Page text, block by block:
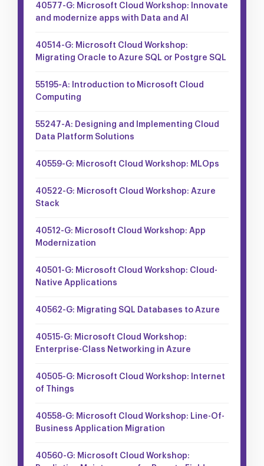
40577-G: Microsoft Cloud Workshop: Innovate
and modernize apps with Data and AI
40514-G: Microsoft Cloud Workshop:
Migrating Oracle to Azure SQL or Postgre SQL
55195-A: Introduction to Microsoft Cloud
Computing
55247-A: Designing and Implementing Cloud
Data Platform Solutions
40559-G: Microsoft Cloud Workshop: MLOps
40522-G: Microsoft Cloud Workshop: Azure
Stack
40512-G: Microsoft Cloud Workshop: App
Modernization
40501-G: Microsoft Cloud Workshop: Cloud-
Native Applications
40562-G: Migrating SQL Databases to Azure
40515-G: Microsoft Cloud Workshop:
Enterprise-Class Networking in Azure
40505-G: Microsoft Cloud Workshop: Internet
of Things
40558-G: Microsoft Cloud Workshop: Line-Of-
Business Application Migration
40560-G: Microsoft Cloud Workshop: